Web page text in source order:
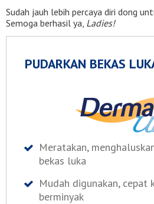
Sudah jauh lebih percaya diri dong
Semoga berhasil ya, Ladies!
PUDARKAN BEKAS
Meratakan,
bekas luka
Mudah digunakan, cepat
berminyak